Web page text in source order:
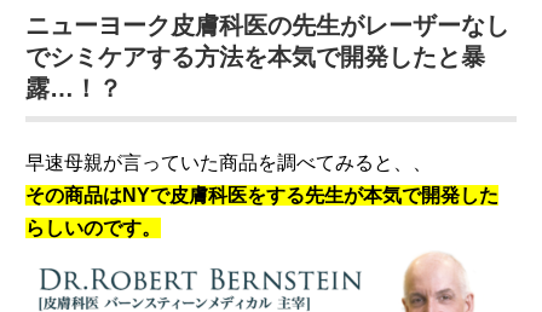
ニューヨーク皮膚科医の先生がレーザーなし
でシミケアする方法を本気で開発したと暴
露…！？
早速母親が言っていた商品を調べてみると、、
その商品はNYで皮膚科医をする先生が本気で開発した
らしいのです。